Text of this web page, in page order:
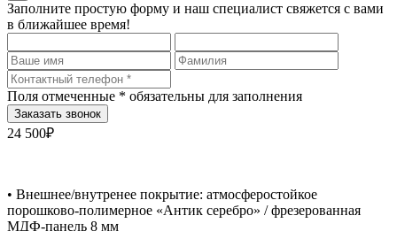
Заполните простую форму и наш специалист свяжется с вами
в ближайшее время!
Поля отмеченные * обязательны для заполнения
24 500₽
• Внешнее/внутренее покрытие: атмосферостойкое
порошково-полимерное «Антик серебро» / фрезерованная
МДФ-панель 8 мм